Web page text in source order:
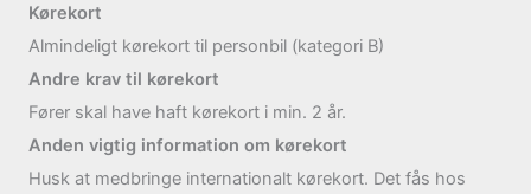
Kørekort
Almindeligt kørekort til personbil (kategori B)
Andre krav til kørekort
Fører skal have haft kørekort i min. 2 år.
Anden vigtig information om kørekort
Husk at medbringe internationalt kørekort. Det fås hos